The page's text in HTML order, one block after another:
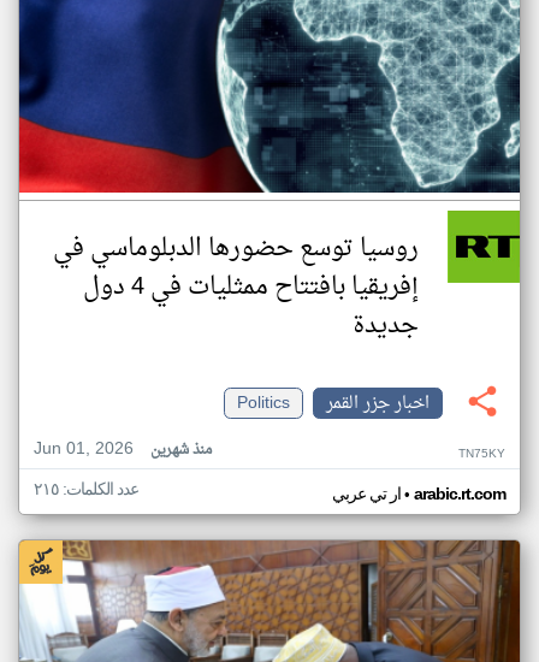
روسيا توسع حضورها الدبلوماسي في
إفريقيا بافتتاح ممثليات في 4 دول
جديدة
اخبار جزر القمر
Politics
Jun 01, 2026
منذ شهرين TN75KY
ار تي عربي• arabic.rt.com عدد الكلمات: ٢١٥